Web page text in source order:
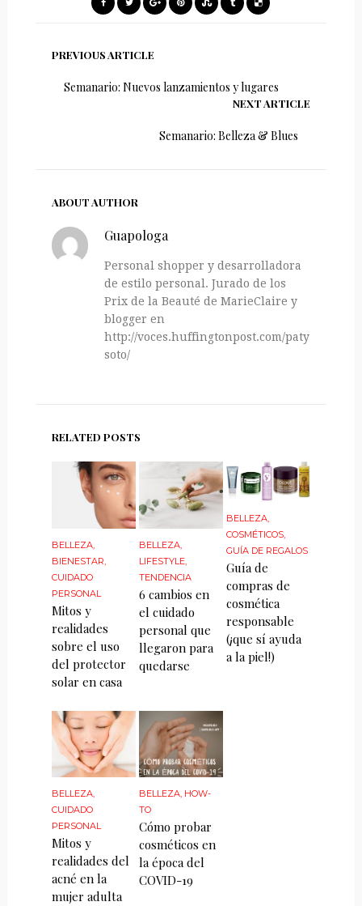
PREVIOUS ARTICLE
Semanario: Nuevos lanzamientos y lugares
NEXT ARTICLE
Semanario: Belleza & Blues
ABOUT AUTHOR
Guapologa
Personal shopper y desarrolladora
de estilo personal. Jurado de los
Prix de la Beauté de MarieClaire y
blogger en
http://voces.huffingtonpost.com/paty-
soto/
RELATED POSTS
BELLEZA,
BIENESTAR
CUIDADO
PERSONAL
Mitos y
realidades
sobre el uso
del protector
solar en casa
BELLEZA
LIFESTYLE
TENDENCIA
6 cambios en
el cuidado
personal que
llegaron para
quedarse
BELLEZA
COSMÉTICOS
GUÍA DE REGALOS
Guía de
compras de
cosmética
responsable
(¡que sí ayuda
a la piel!)
BELLEZA,
CUIDADO
PERSONAL
Mitos y
realidades del
acné en la
mujer adulta
BELLEZA, HOW-
TO
Cómo probar
cosméticos en
la época del
COVID-19